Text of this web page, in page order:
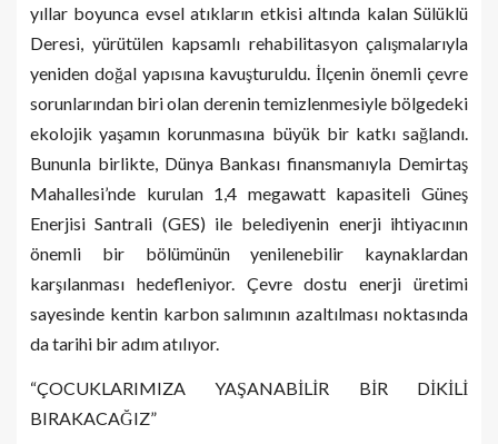
yıllar boyunca evsel atıkların etkisi altında kalan Sülüklü
Deresi, yürütülen kapsamlı rehabilitasyon çalışmalarıyla
yeniden doğal yapısına kavuşturuldu. İlçenin önemli çevre
sorunlarından biri olan derenin temizlenmesiyle bölgedeki
ekolojik yaşamın korunmasına büyük bir katkı sağlandı.
Bununla birlikte, Dünya Bankası finansmanıyla Demirtaş
Mahallesi’nde kurulan 1,4 megawatt kapasiteli Güneş
Enerjisi Santrali (GES) ile belediyenin enerji ihtiyacının
önemli bir bölümünün yenilenebilir kaynaklardan
karşılanması hedefleniyor. Çevre dostu enerji üretimi
sayesinde kentin karbon salımının azaltılması noktasında
da tarihi bir adım atılıyor.
“ÇOCUKLARIMIZA YAŞANABİLİR BİR DİKİLİ
BIRAKACAĞIZ”